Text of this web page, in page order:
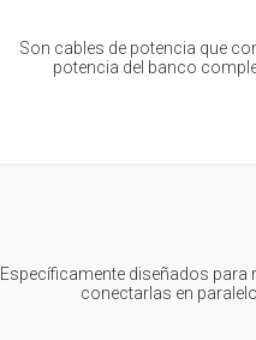
Son cables de potencia que
potencia del banco
Específicamente diseñados para
conectarlas en